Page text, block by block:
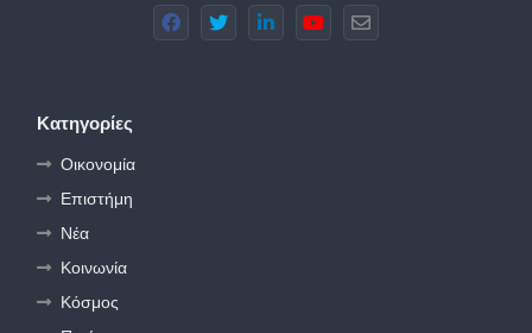
Κατηγορίες
Οικονομία
Επιστήμη
Νέα
Κοινωνία
Κόσμος